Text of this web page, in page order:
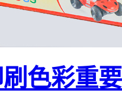
色彩重